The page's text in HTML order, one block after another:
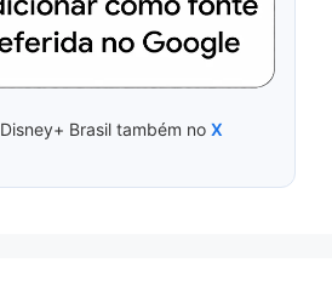
Brasil também no X